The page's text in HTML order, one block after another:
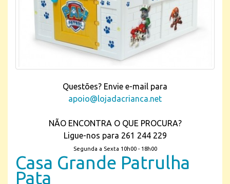
Questões? Envie e-mail para
apoio@lojadacrianca.net
NÃO ENCONTRA O QUE PROCURA?
Ligue-nos para 261 244 229
Segunda a Sexta 10h00 - 18h00
Casa Grande Patrulha
Pata